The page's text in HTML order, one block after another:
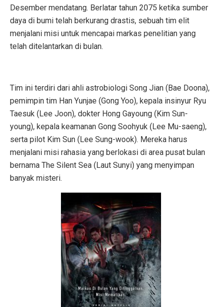
Desember mendatang. Berlatar tahun 2075 ketika sumber
daya di bumi telah berkurang drastis, sebuah tim elit
menjalani misi untuk mencapai markas penelitian yang
telah ditelantarkan di bulan.
Tim ini terdiri dari ahli astrobiologi Song Jian (Bae Doona),
pemimpin tim Han Yunjae (Gong Yoo), kepala insinyur Ryu
Taesuk (Lee Joon), dokter Hong Gayoung (Kim Sun-
young), kepala keamanan Gong Soohyuk (Lee Mu-saeng),
serta pilot Kim Sun (Lee Sung-wook). Mereka harus
menjalani misi rahasia yang berlokasi di area pusat bulan
bernama The Silent Sea (Laut Sunyi) yang menyimpan
banyak misteri.